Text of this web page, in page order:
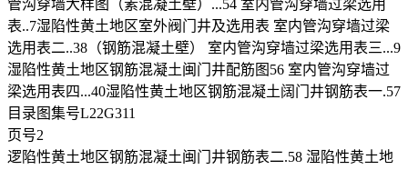
管沟穿墙大样图（素混凝土壁）...54 室内管沟穿墙过梁选用
表..7湿陷性黄土地区室外阀门井及选用表 室内管沟穿墙过梁
选用表二..38（钢筋混凝土壁） 室内管沟穿墙过梁选用表三...9
湿陷性黄土地区钢筋混凝土闽门井配筋图56 室内管沟穿墙过
梁选用表四...40湿陷性黄土地区钢筋混凝土阔门井钢筋表一.57
目录图集号L22G311
页号2
逻陷性黄土地区钢筋混凝土闽门井钢筋表二.58 湿陷性黄土地